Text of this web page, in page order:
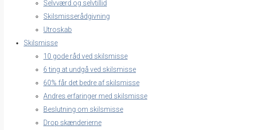
Selvværd og selvtillid
Skilsmisserådgivning
Utroskab
Skilsmisse
10 gode råd ved skilsmisse
6 ting at undgå ved skilsmisse
60% får det bedre af skilsmisse
Andres erfaringer med skilsmisse
Beslutning om skilsmisse
Drop skænderierne